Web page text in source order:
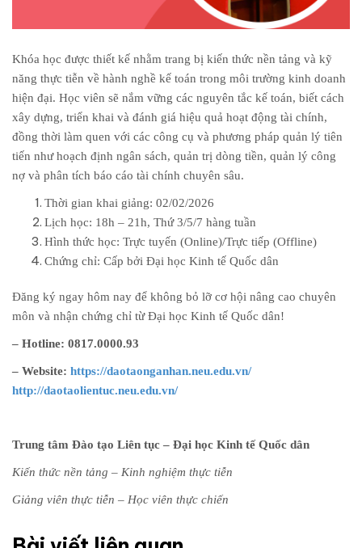
Khóa học được thiết kế nhằm trang bị kiến thức nền tảng và kỹ
năng thực tiễn về hành nghề kế toán trong môi trường kinh doanh
hiện đại. Học viên sẽ nắm vững các nguyên tắc kế toán, biết cách
xây dựng, triển khai và đánh giá hiệu quả hoạt động tài chính,
đồng thời làm quen với các công cụ và phương pháp quản lý tiên
tiến như hoạch định ngân sách, quản trị dòng tiền, quản lý công
nợ và phân tích báo cáo tài chính chuyên sâu.
Thời gian khai giảng: 02/02/2026
Lịch học: 18h – 21h, Thứ 3/5/7 hàng tuần
Hình thức học: Trực tuyến (Online)/Trực tiếp (Offline)
Chứng chỉ: Cấp bởi Đại học Kinh tế Quốc dân
Đăng ký ngay hôm nay để không bỏ lỡ cơ hội nâng cao chuyên
môn và nhận chứng chỉ từ Đại học Kinh tế Quốc dân!
– Hotline: 0817.0000.93
– Website: https://daotaonganhan.neu.edu.vn/
http://daotaolientuc.neu.edu.vn/
Trung tâm Đào tạo Liên tục – Đại học Kinh tế Quốc dân
Kiến thức nền tảng – Kinh nghiệm thực tiễn
Giảng viên thực tiễn – Học viên thực chiến